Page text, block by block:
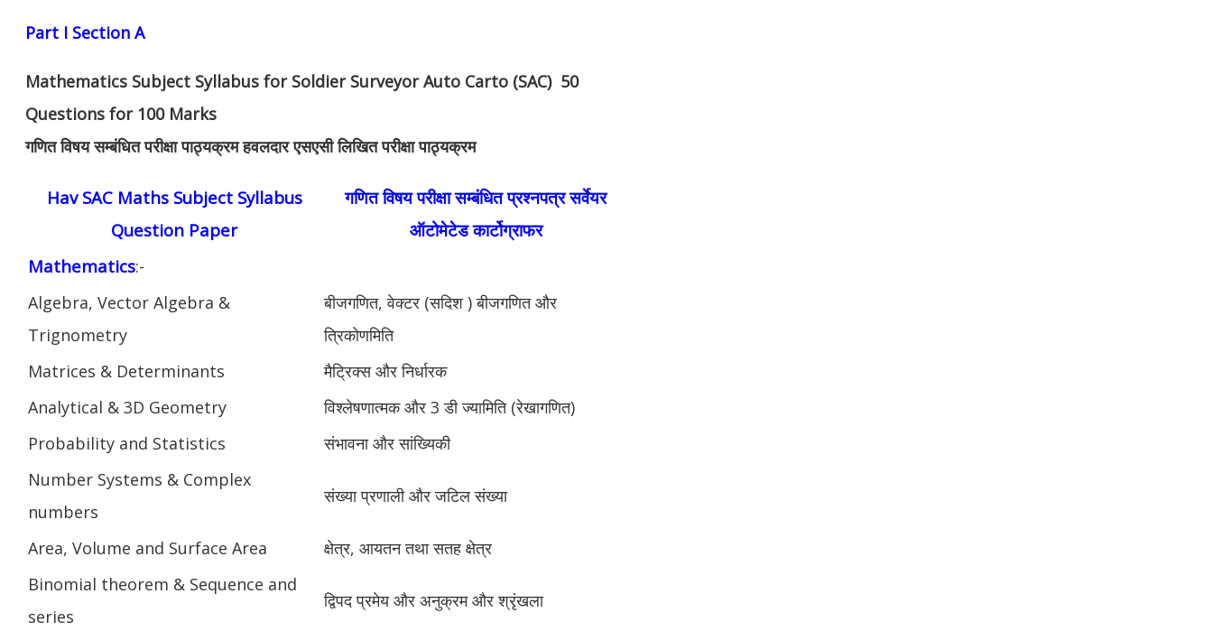
Part I Section A
Mathematics Subject Syllabus for Soldier Surveyor Auto Carto (SAC) 50
Questions for 100 Marks
गणित विषय सम्बंधित परीक्षा पाठ्यक्रम हवलदार एसएसी लिखित परीक्षा पाठ्यक्रम
Hav SAC Maths Subject Syllabus
Question Paper
गणित विषय परीक्षा सम्बंधित प्रश्नपत्र सर्वेयर
ऑटोमेटेड कार्टोग्राफर
Mathematics:-
Algebra, Vector Algebra &
Trignometry
बीजगणित, वेक्टर (सदिश ) बीजगणित और
त्रिकोणमिति
Matrices & Determinants
मैट्रिक्स और निर्धारक
Analytical & 3D Geometry
विश्लेषणात्मक और 3 डी ज्यामिति (रेखागणित)
Probability and Statistics
संभावना और सांख्यिकी
Number Systems & Complex
numbers
संख्या प्रणाली और जटिल संख्या
Area, Volume and Surface Area
क्षेत्र, आयतन तथा सतह क्षेत्र
Binomial theorem & Sequence and
series
द्विपद प्रमेय और अनुक्रम और श्रृंखला